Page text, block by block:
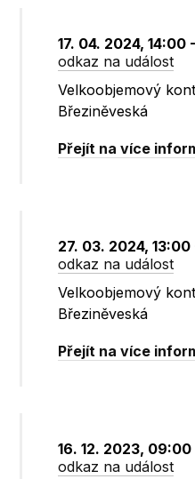
17. 04. 2024, 14:00
odkaz na událost
Velkoobjemový
Březiněveská
Přejít na více
27. 03. 2024, 13:00
odkaz na událost
Velkoobjemový
Březiněveská
Přejít na více
16. 12. 2023, 09:00
odkaz na událost